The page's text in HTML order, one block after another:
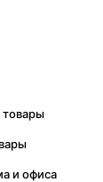
и офиса